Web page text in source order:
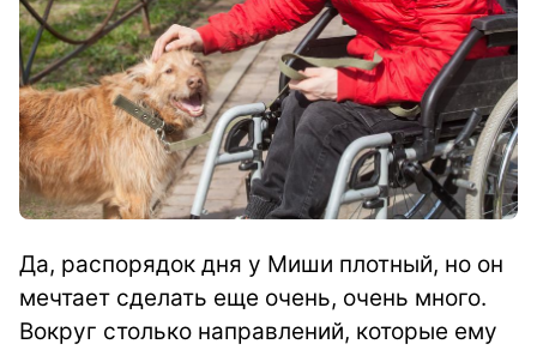
Да, распорядок дня у Миши плотный, но он
мечтает сделать еще очень, очень много.
Вокруг столько направлений, которые ему